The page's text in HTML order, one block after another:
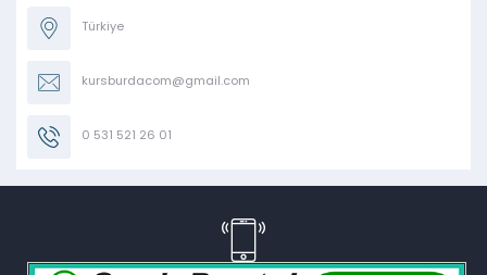
Türkiye
kursburdacom@gmail.com
0 531 521 26 01